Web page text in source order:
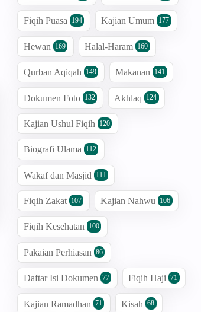
Fiqih Puasa 194 Kajian Umum 177
Hewan 169 Halal-Haram 160
Qurban Aqiqah 149 Makanan 141
Dokumen Foto 132 Akhlaq 124
Kajian Ushul Fiqih 120
Biografi Ulama 112
Wakaf dan Masjid 111
Fiqih Zakat 107 Kajian Nahwu 106
Fiqih Kesehatan 100
Pakaian Perhiasan 86
Daftar Isi Dokumen 77 Fiqih Haji 71
Kajian Ramadhan 71 Kisah 68